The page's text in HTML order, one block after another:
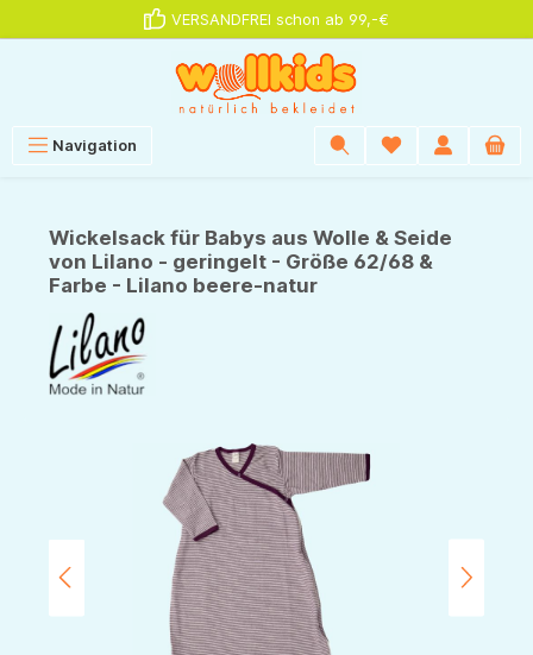
VERSANDFREI schon ab 99,-€
Navigation
Wickelsack für Babys aus Wolle & Seide
von Lilano - geringelt - Größe 62/68 &
Farbe - Lilano beere-natur
Bildergalerie überspringen